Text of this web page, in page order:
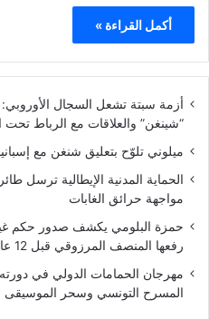
أكمل القراءة »
أزمة سبتة تشعل السجال
“شينغن” والعلاقات مع الرباط تحت
ميلوني تلوّح بتعليق شنغن مع
الحماية المدنية الإيطالية ترسل
مواجهة حرائق الغابات
حمزة البلومي يكشف صدور حكم
رفعها المنصف المرزوقي قبل 12 عاما
المسرح التونسي وسحر الموسيقى